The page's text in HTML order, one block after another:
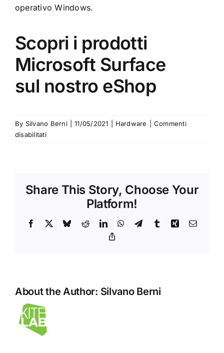
operativo Windows.
Scopri i prodotti
Microsoft Surface
sul nostro eShop
By Silvano Berni 11/05/2021 Hardware
Commenti
disabilitatisu
Share This Story, Choose Your
Platform!
Facebook BlueskyRedditLinkedInWhatsApp
TelegramTumblrXing Email
About the Author: Silvano Berni